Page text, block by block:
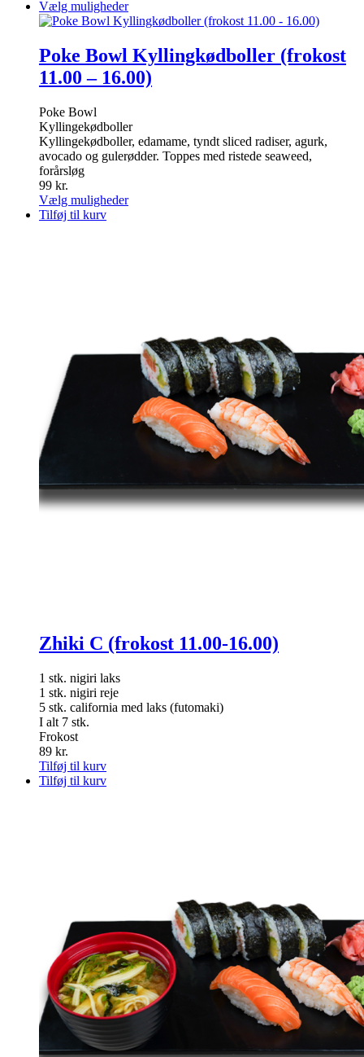
vare
har
varianter.
Mulighederne
kan
varesiden
Vælg mulighederDette
vare
flere
varianter.
Mulighederne
på
varesiden
Poke Bowl Kyllingkødboller (frokost
11.00 – 16.00)
Poke Bowl
Kyllingekødboller
Kyllingekødboller, edamame, tyndt sliced radiser, agurk,
avocado og gulerødder. Toppes med ristede seaweed,
forårsløg
99 kr.
Vælg mulighederDette
Tilføj til kurv
Zhiki C (frokost 11.00-16.00)
1 stk. nigiri laks
1 stk. nigiri reje
5 stk. california med laks (futomaki)
I alt 7 stk.
Frokost
89 kr.
Tilføj til kurv
Tilføj til kurv